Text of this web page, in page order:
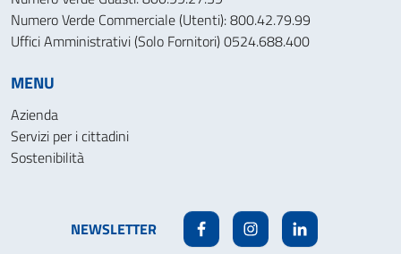
Numero Verde Commerciale (Utenti): 800.42.79.99
Uffici Amministrativi (Solo Fornitori) 0524.688.400
MENU
Azienda
Servizi per i cittadini
Sostenibilità
NEWSLETTER FacebookInstagramLinkedin